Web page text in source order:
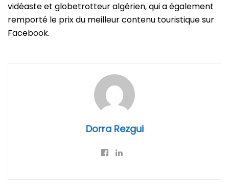
vidéaste et globetrotteur algérien, qui a également
remporté le prix du meilleur contenu touristique sur
Facebook.
Dorra Rezgui